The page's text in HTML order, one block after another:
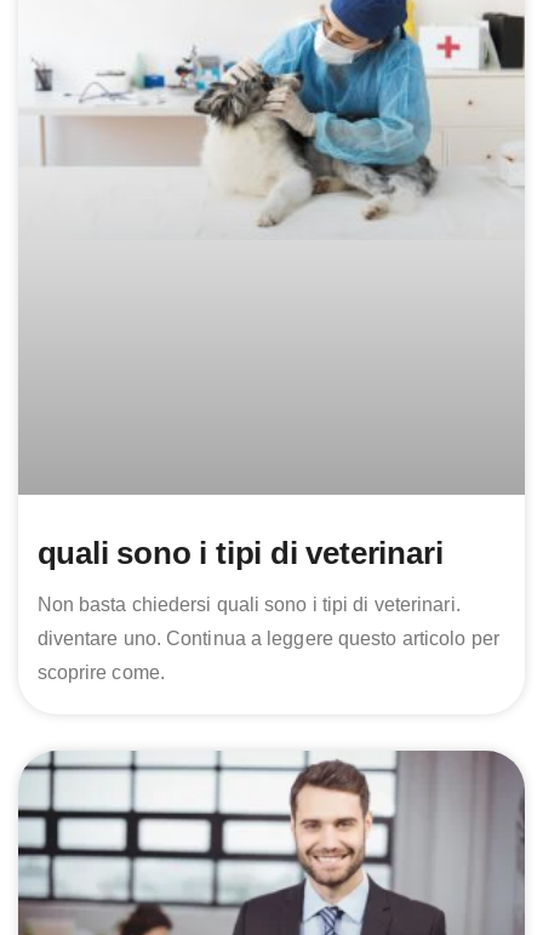
quali sono i tipi di veterinari
Non basta chiedersi quali sono i tipi di veterinari.
diventare uno. Continua a leggere questo articolo per
scoprire come.